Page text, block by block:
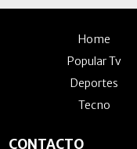
Home
Popular Tv
Deportes
Tecno
CONTACTO